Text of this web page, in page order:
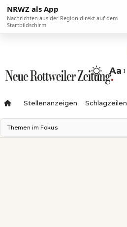
NRWZ als App
Nachrichten aus der Region direkt auf dem
Startbildschirm.
Aa
Stellenanzeigen Schlagzeilen
Themen im Fokus